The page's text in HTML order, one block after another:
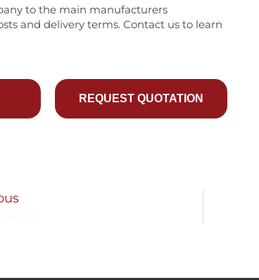
to the main manufacturers
and delivery terms. Contact us to learn
REQUEST QUOTATION